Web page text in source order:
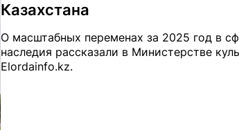
Казахстана
О масштабных переменах за 2025 год в
наследия рассказали в Министерстве
Elordainfo.kz.